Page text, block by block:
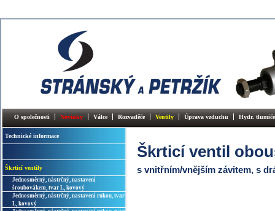
O společnosti Novinky Válce Rozvaděče Ventily Úprava vzduchu Hydr.
Technické informace
Škrticí ventily
Jednosměrný, nástrčný, nastavení
šroubovákem, tvar L, kovový
Jednosměrný, nástrčný, nastavení rukou, tvar
L, kovový
Škrticí ventil
s vnitřním/vnějším závitem, s